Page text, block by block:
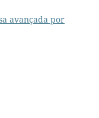
avançada por